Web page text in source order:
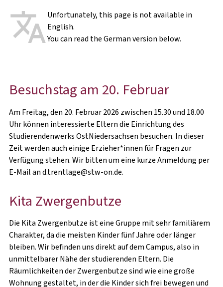
GIVE-&-TAKE-RAUM
STARTERPAKETE
BAFÖG-ANTRAG
WISSENSWERTES
FINDE DEINE*N SACHBEARBEITER*IN
KITA ZWERGENBUTZE
WISSENSWERTES
Unfortunately, this page is not available in
English.
You can read the German version below.
Besuchstag am 20. Februar
Am Freitag, den 20. Februar 2026 zwischen 15.30 und 18.00
Uhr können interessierte Eltern die Einrichtung des
Studierendenwerks OstNiedersachsen besuchen. In dieser
Zeit werden auch einige Erzieher*innen für Fragen zur
Verfügung stehen. Wir bitten um eine kurze Anmeldung per
E-Mail an d.trentlage@stw-on.de.
Kita Zwergenbutze
Die Kita Zwergenbutze ist eine Gruppe mit sehr familiärem
Charakter, da die meisten Kinder fünf Jahre oder länger
bleiben. Wir befinden uns direkt auf dem Campus, also in
unmittelbarer Nähe der studierenden Eltern. Die
Räumlichkeiten der Zwergenbutze sind wie eine große
Wohnung gestaltet, in der die Kinder sich frei bewegen und